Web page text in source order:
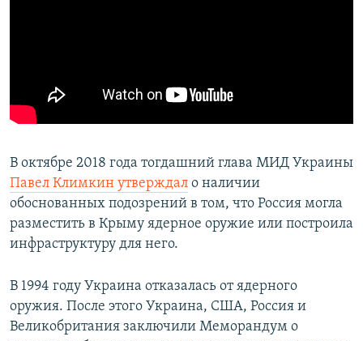
В октябре 2018 года тогдашний глава МИД Украины
Павел Климкин утверждал о наличии
обоснованных подозрений в том, что Россия могла
разместить в Крыму ядерное оружие или построила
инфраструктуру для него.
В 1994 году Украина отказалась от ядерного
оружия. После этого Украина, США, Россия и
Великобритания заключили Меморандум о